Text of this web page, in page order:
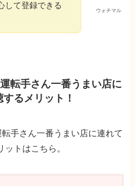
ウォチマル
して登録できる
転手さん一番うまい店に
るメリット！
手さん一番うまい店に連れて
トはこちら。